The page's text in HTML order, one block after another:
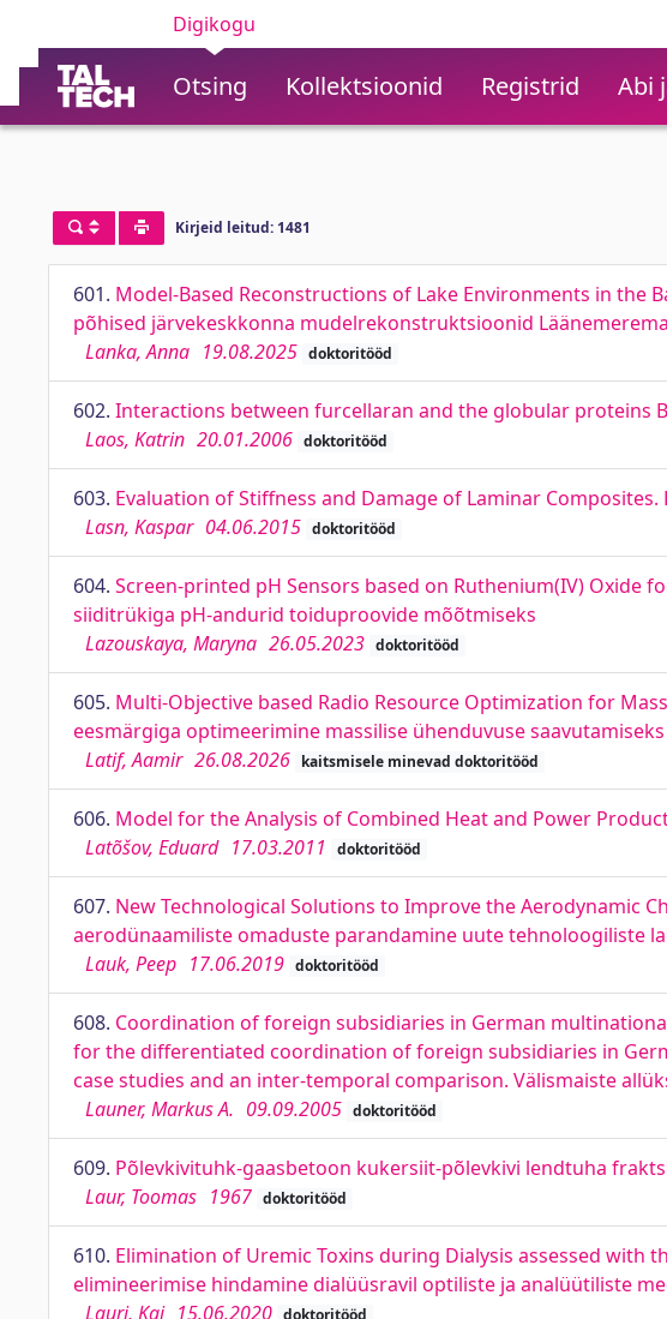
Digikogu
Otsing Kollektsioonid Registrid Abi
Kirjeid leitud: 1481
601. Model-Based Reconstructions of Lake Environments in the
põhised järvekeskkonna mudelrekonstruktsioonid
Lanka, Anna 19.08.2025 doktoritööd
602. Interactions between furcellaran and the globular proteins
Laos, Katrin 20.01.2006 doktoritööd
603. Evaluation of Stiffness and Damage of Laminar
Lasn, Kaspar 04.06.2015 doktoritööd
604. Screen-printed pH Sensors based on Ruthenium(IV) Oxide
siiditrükiga pH-andurid toiduproovide mõõtmiseks
Lazouskaya, Maryna 26.05.2023 doktoritööd
605. Multi-Objective based Radio Resource Optimization for
eesmärgiga optimeerimine massilise ühenduvuse
Latif, Aamir 26.08.2026 kaitsmisele minevad doktoritööd
606. Model for the Analysis of Combined Heat and Power
Latõšov, Eduard 17.03.2011 doktoritööd
607. New Technological Solutions to Improve the Aerodynamic
aerodünaamiliste omaduste parandamine uute tehnoloogiliste
Lauk, Peep 17.06.2019 doktoritööd
608. Coordination of foreign subsidiaries in German
for the differentiated coordination of foreign subsidiaries in
case studies and an inter-temporal comparison. Välismaiste
Launer, Markus A. 09.09.2005 doktoritööd
609. Põlevkivituhk-gaasbetoon kukersiit-põlevkivi lendtuha
Laur, Toomas 1967 doktoritööd
610. Elimination of Uremic Toxins during Dialysis assessed with
elimineerimise hindamine dialüüsravil optiliste ja analüütiliste
Lauri, Kai 15.06.2020 doktoritööd